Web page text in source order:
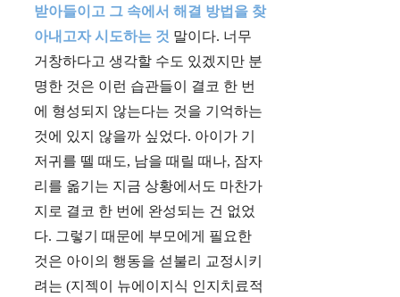
받아들이고 그 속에서 해결 방법을 찾
아내고자 시도하는 것 말이다. 너무
거창하다고 생각할 수도 있겠지만 분
명한 것은 이런 습관들이 결코 한 번
에 형성되지 않는다는 것을 기억하는
것에 있지 않을까 싶었다. 아이가 기
저귀를 뗄 때도, 남을 때릴 때나, 잠자
리를 옮기는 지금 상황에서도 마찬가
지로 결코 한 번에 완성되는 건 없었
다. 그렇기 때문에 부모에게 필요한
것은 아이의 행동을 섣불리 교정시키
려는 (지젝이 뉴에이지식 인지치료적